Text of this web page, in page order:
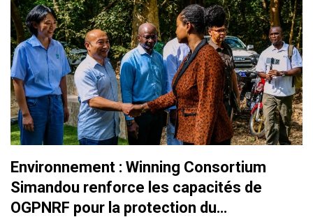
Environnement : Winning Consortium
Simandou renforce les capacités de
OGPNRF pour la protection du…